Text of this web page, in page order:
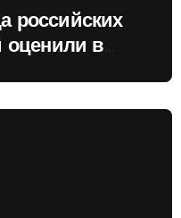
российских
оценили в